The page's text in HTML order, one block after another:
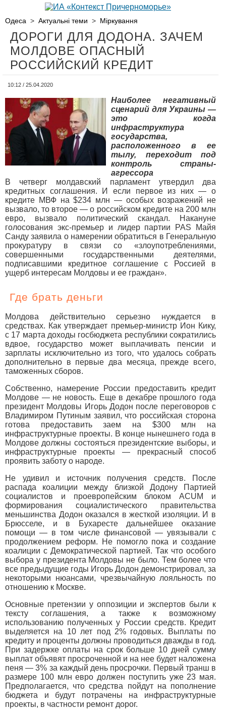
Одеса > Актуальні теми > Міркування
ДОРОГИ ДЛЯ ДОДОНА. ЗАЧЕМ
МОЛДОВЕ ОПАСНЫЙ
РОССИЙСКИЙ КРЕДИТ
10:12 / 25.04.2020
Наиболее негативный
сценарий для Украины —
это когда
инфраструктура
государства,
расположенного в ее
тылу, переходит под
контроль страны-
агрессора
В четверг молдавский парламент утвердил два
кредитных соглашения. И если первое из них — о
кредите МВФ на $234 млн — особых возражений не
вызвало, то второе — о российском кредите на 200 млн
евро, вызвало политический скандал. Накануне
голосования экс-премьер и лидер партии PAS Майя
Санду заявила о намерении обратиться в Генеральную
прокуратуру в связи со «злоупотреблениями,
совершенными государственными деятелями,
подписавшими кредитное соглашение с Россией в
ущерб интересам Молдовы и ее граждан».
Где брать деньги
Молдова действительно серьезно нуждается в
средствах. Как утверждает премьер-министр Ион Кику,
с 17 марта доходы госбюджета республики сократились
вдвое, государство может выплачивать пенсии и
зарплаты исключительно из того, что удалось собрать
дополнительно в первые два месяца, прежде всего,
таможенных сборов.
Собственно, намерение России предоставить кредит
Молдове — не новость. Еще в декабре прошлого года
президент Молдовы Игорь Додон после переговоров с
Владимиром Путиным заявил, что российская сторона
готова предоставить заем на $300 млн на
инфраструктурные проекты. В конце нынешнего года в
Молдове должны состояться президентские выборы, и
инфраструктурные проекты — прекрасный способ
проявить заботу о народе.
Не удивил и источник получения средств. После
распада коалиции между близкой Додону Партией
социалистов и проевропейским блоком ACUM и
формирования социалистического правительства
меньшинства Додон оказался в жесткой изоляции. И в
Брюсселе, и в Бухаресте дальнейшее оказание
помощи — в том числе финансовой — увязывали с
продолжением реформ. Не помогло пока и создание
коалиции с Демократической партией. Так что особого
выбора у президента Молдовы не было. Тем более что
все предыдущие годы Игорь Додон демонстрировал, за
некоторыми нюансами, чрезвычайную лояльность по
отношению к Москве.
Основные претензии у оппозиции и экспертов были к
тексту соглашения, а также к возможному
использованию полученных у России средств. Кредит
выделяется на 10 лет под 2% годовых. Выплаты по
кредиту и проценты должны проводиться дважды в год.
При задержке оплаты на срок больше 10 дней сумму
выплат объявят просроченной и на нее будет наложена
пеня — 3% за каждый день просрочки. Первый транш в
размере 100 млн евро должен поступить уже 23 мая.
Предполагается, что средства пойдут на пополнение
бюджета и будут потрачены на инфраструктурные
проекты, в частности ремонт дорог.